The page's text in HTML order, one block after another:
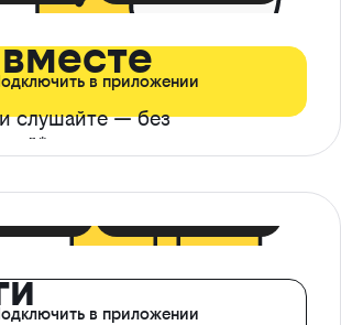
слушайте — без
в приложении
в приложении